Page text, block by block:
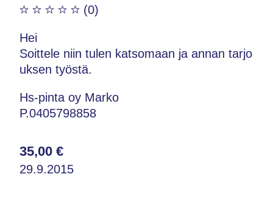
(0)
Hei
Soittele niin tulen katsomaan ja annan tarjo
uksen työstä.
Hs-pinta oy Marko
P.0405798858
35,00 €
29.9.2015